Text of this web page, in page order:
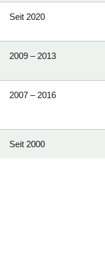
Seit 2020
2009 – 2013
2007 – 2016
Seit 2000